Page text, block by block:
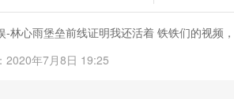
-林心雨堡垒前线证明我还活着 铁铁们的视频
2020年7月8日 19:25